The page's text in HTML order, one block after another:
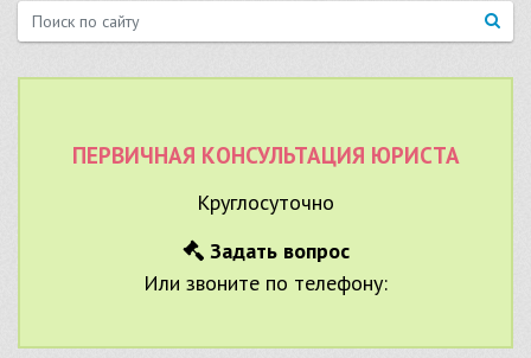
ПЕРВИЧНАЯ КОНСУЛЬТАЦИЯ ЮРИСТА
Круглосуточно
Задать вопрос
Или звоните по телефону: